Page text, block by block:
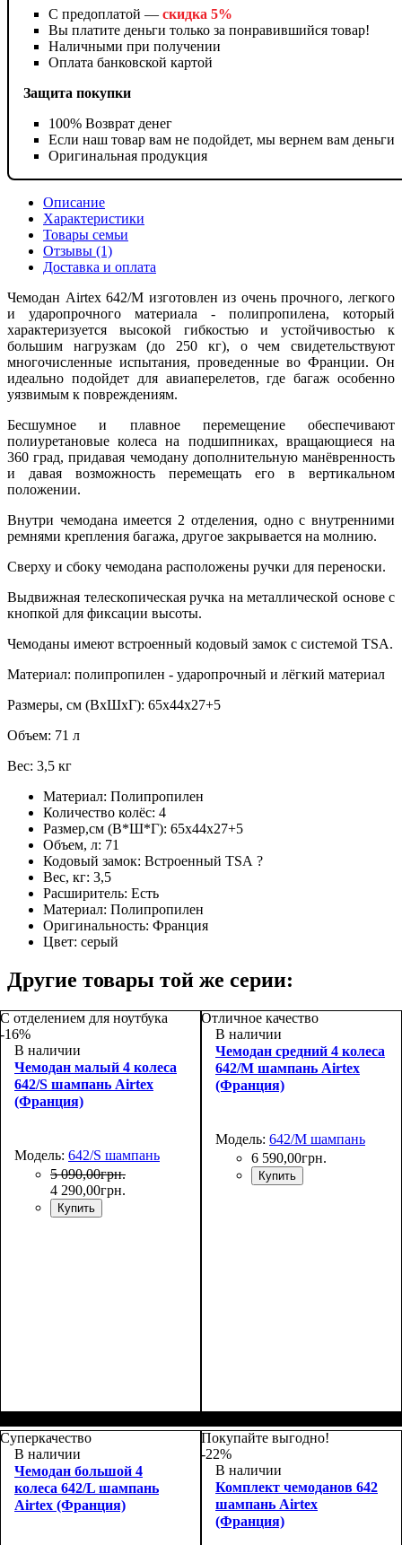
С предоплатой — скидка 5%
Вы платите деньги только за понравившийся товар!
Наличными при получении
Оплата банковской картой
Защита покупки
100% Возврат денег
Если наш товар вам не подойдет, мы вернем вам деньги
Оригинальная продукция
Описание
Характеристики
Товары семьи
Отзывы (1)
Доставка и оплата
Чемодан Airtex 642/M изготовлен из очень прочного, легкого
и ударопрочного материала - полипропилена, который
характеризуется высокой гибкостью и устойчивостью к
большим нагрузкам (до 250 кг), о чем свидетельствуют
многочисленные испытания, проведенные во Франции. Он
идеально подойдет для авиаперелетов, где багаж особенно
уязвимым к повреждениям.
Бесшумное и плавное перемещение обеспечивают
полиуретановые колеса на подшипниках, вращающиеся на
360 град, придавая чемодану дополнительную манёвренность
и давая возможность перемещать его в вертикальном
положении.
Внутри чемодана имеется 2 отделения, одно с внутренними
ремнями крепления багажа, другое закрывается на молнию.
Сверху и сбоку чемодана расположены ручки для переноски.
Выдвижная телескопическая ручка на металлической основе с
кнопкой для фиксации высоты.
Чемоданы имеют встроенный кодовый замок с системой TSA.
Материал: полипропилен - ударопрочный и лёгкий материал
Размеры, см (ВхШхГ): 65x44x27+5
Объем: 71 л
Вес: 3,5 кг
Материал: Полипропилен
Количество колёс: 4
Размер,см (В*Ш*Г): 65x44x27+5
Объем, л: 71
Кодовый замок: Встроенный TSA ?
Вес, кг: 3,5
Расширитель: Есть
Материал: Полипропилен
Оригинальность: Франция
Цвет: серый
Другие товары той же серии:
С отделением для ноутбука
-16%
В наличии
Чемодан малый 4 колеса
642/S шампань Airtex
(Франция)
Модель: 642/S шампань
5 090,00грн.
4 290,00грн.
Купить
55x37x20+5
Отличное качество
В наличии
Чемодан средний 4 колеса
642/M шампань Airtex
(Франция)
Модель: 642/M шампань
6 590,00грн.
Купить
65x44x27+5
Суперкачество
В наличии
Чемодан большой 4
колеса 642/L шампань
Airtex (Франция)
Покупайте выгодно!
-22%
В наличии
Комплект чемоданов 642
шампань Airtex
(Франция)